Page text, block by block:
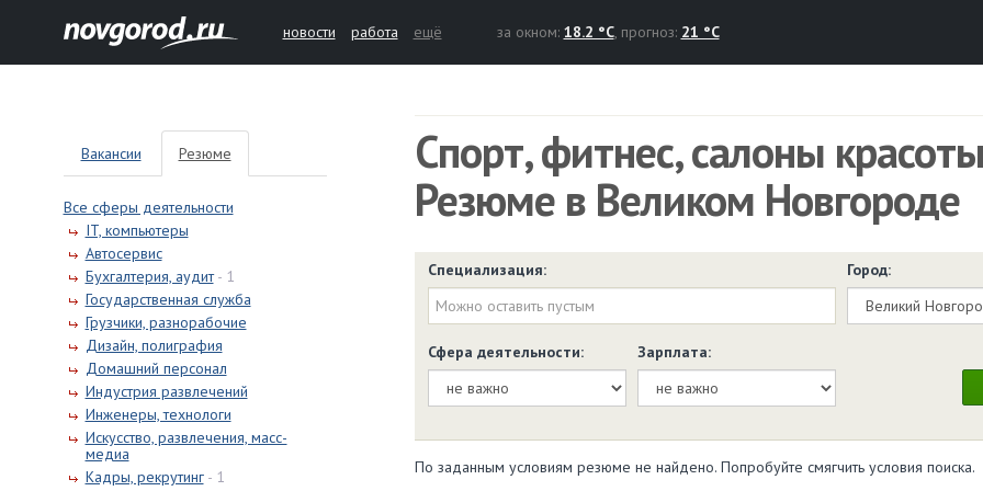
новости работа ещё за окном: 18.2 °C, прогноз: 21 °C
Вакансии Резюме
Все сферы деятельности
IT, компьютеры
Автосервис
Бухгалтерия, аудит - 1
Государственная служба
Грузчики, разнорабочие
Дизайн, полиграфия
Домашний персонал
Индустрия развлечений
Инженеры, технологи
Искусство, развлечения, масс-
медиа
Кадры, рекрутинг - 1
Спорт, фитнес, салоны
Резюме в Великом Новгороде
Специализация: Город:
Сфера деятельности: Зарплата:
По заданным условиям резюме не найдено. Попробуйте смягчить условия поиска.